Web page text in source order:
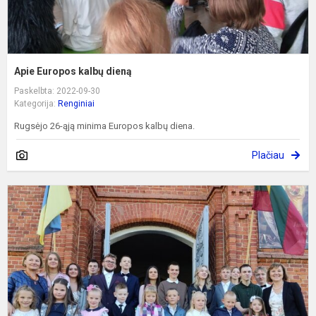
Apie Europos kalbų dieną
Paskelbta: 2022-09-30
Kategorija: Renginiai
Rugsėjo 26-ąją minima Europos kalbų diena.
Plačiau